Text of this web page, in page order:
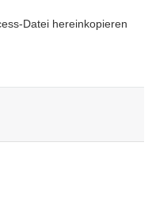
Datei hereinkopieren